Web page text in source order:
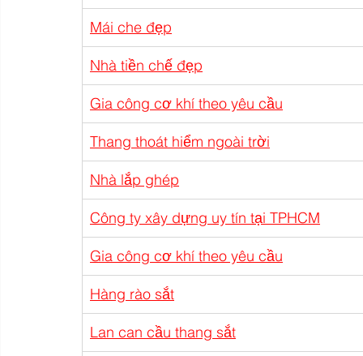
Mái che đẹp
Nhà tiền chế đẹp
Gia công cơ khí theo yêu cầu
Thang thoát hiểm ngoài trời
Nhà lắp ghép
Công ty xây dựng uy tín tại TPHCM
Gia công cơ khí theo yêu cầu
Hàng rào sắt
Lan can cầu thang sắt